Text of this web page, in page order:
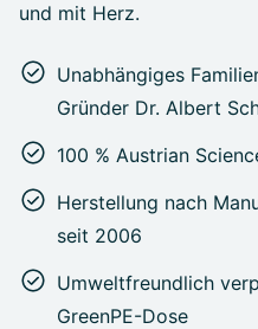
und mit Herz.
Unabhängiges
Gründer Dr. Albert
100 % Austrian
Herstellung nach
seit 2006
Umweltfreundlich
GreenPE-Dose